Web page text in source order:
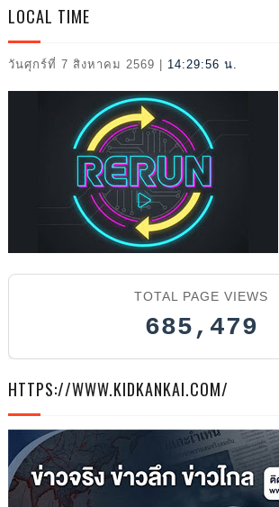
2026
LOCAL TIME
วันศุกร์ที่ 7 สิงหาคม 2569 14:29:57 น.
TOTAL PAGE VIEWS
685,479
HTTPS://WWW.KIDKANKAI.COM/